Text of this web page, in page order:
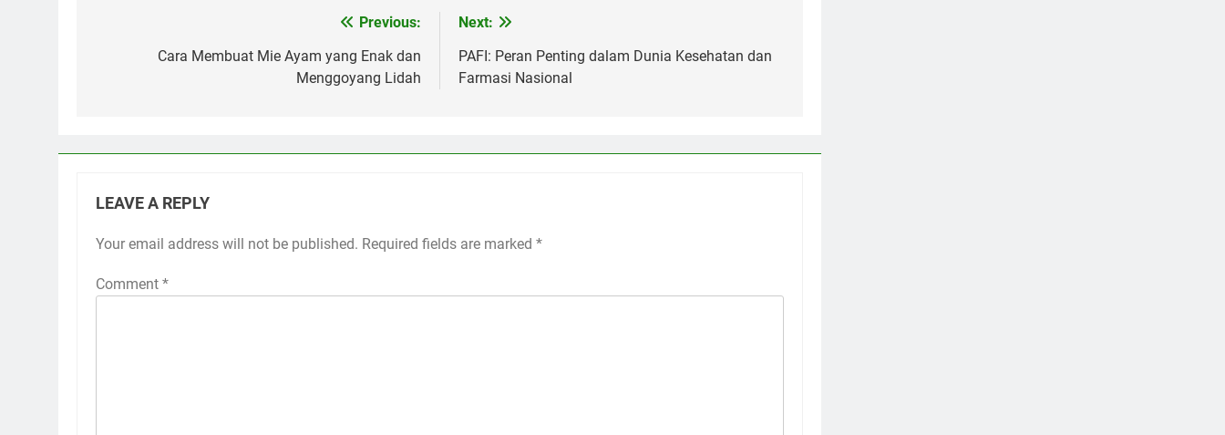
navigation
Previous:
Cara Membuat Mie Ayam yang Enak dan
Menggoyang Lidah
Next:
PAFI: Peran Penting dalam Dunia Kesehatan dan
Farmasi Nasional
LEAVE A REPLY
Your email address will not be published. Required fields are marked *
Comment *